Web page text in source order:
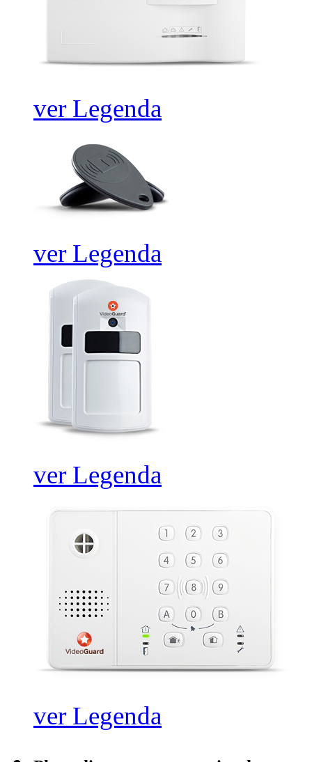
ver Legenda
ver Legenda
ver Legenda
ver Legenda